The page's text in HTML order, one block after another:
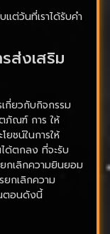
ต่วันที่เราได้รับคำ
ส่งเสริม
เกี่ยวกับกิจกรรม
ภัณฑ์ การ ให้
ยชน์ในการให้
ด้ตกลง ที่จะรับ
กเลิกความยินยอม
ยกเลิกความ
ตอนดังนี้